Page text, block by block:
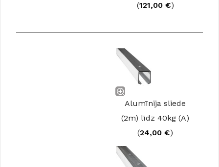
(121,00 €)
Alumīnija sliede
(2m) līdz 40kg (A)
(24,00 €)